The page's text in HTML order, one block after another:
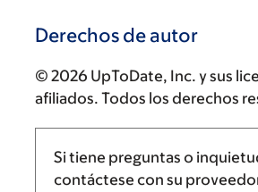
Derechos de autor
© 2026 UpToDate, Inc. y sus
afiliados. Todos los derechos
Si tiene preguntas o
contáctese con su